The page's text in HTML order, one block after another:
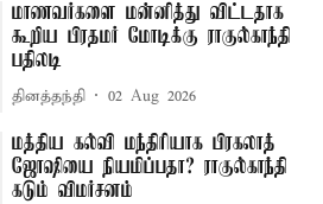
மாணவர்களை மன்னித்து விட்டதாக
கூறிய பிரதமர் மோடிக்கு ராகுல்காந்தி
பதிலடி
தினத்தந்தி 02 Aug 2026
மத்திய கல்வி மந்திரியாக பிரகலாத்
ஜோஷியை நியமிப்பதா? ராகுல்காந்தி
கடும் விமர்சனம்